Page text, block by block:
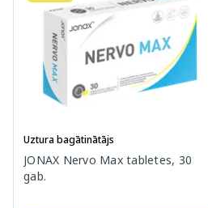
Uztura bagātinātājs
JONAX Nervo Max tabletes, 30
gab.